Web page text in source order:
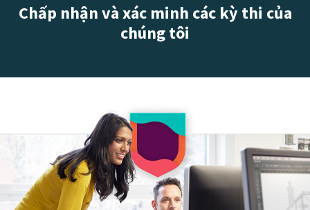
Chấp nhận và xác minh các kỳ thi của
chúng tôi